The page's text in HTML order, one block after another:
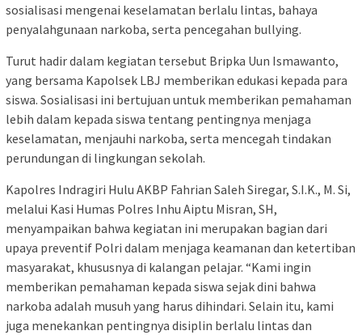
sosialisasi mengenai keselamatan berlalu lintas, bahaya
penyalahgunaan narkoba, serta pencegahan bullying.
Turut hadir dalam kegiatan tersebut Bripka Uun Ismawanto,
yang bersama Kapolsek LBJ memberikan edukasi kepada para
siswa. Sosialisasi ini bertujuan untuk memberikan pemahaman
lebih dalam kepada siswa tentang pentingnya menjaga
keselamatan, menjauhi narkoba, serta mencegah tindakan
perundungan di lingkungan sekolah.
Kapolres Indragiri Hulu AKBP Fahrian Saleh Siregar, S.I.K., M. Si,
melalui Kasi Humas Polres Inhu Aiptu Misran, SH,
menyampaikan bahwa kegiatan ini merupakan bagian dari
upaya preventif Polri dalam menjaga keamanan dan ketertiban
masyarakat, khususnya di kalangan pelajar. “Kami ingin
memberikan pemahaman kepada siswa sejak dini bahwa
narkoba adalah musuh yang harus dihindari. Selain itu, kami
juga menekankan pentingnya disiplin berlalu lintas dan